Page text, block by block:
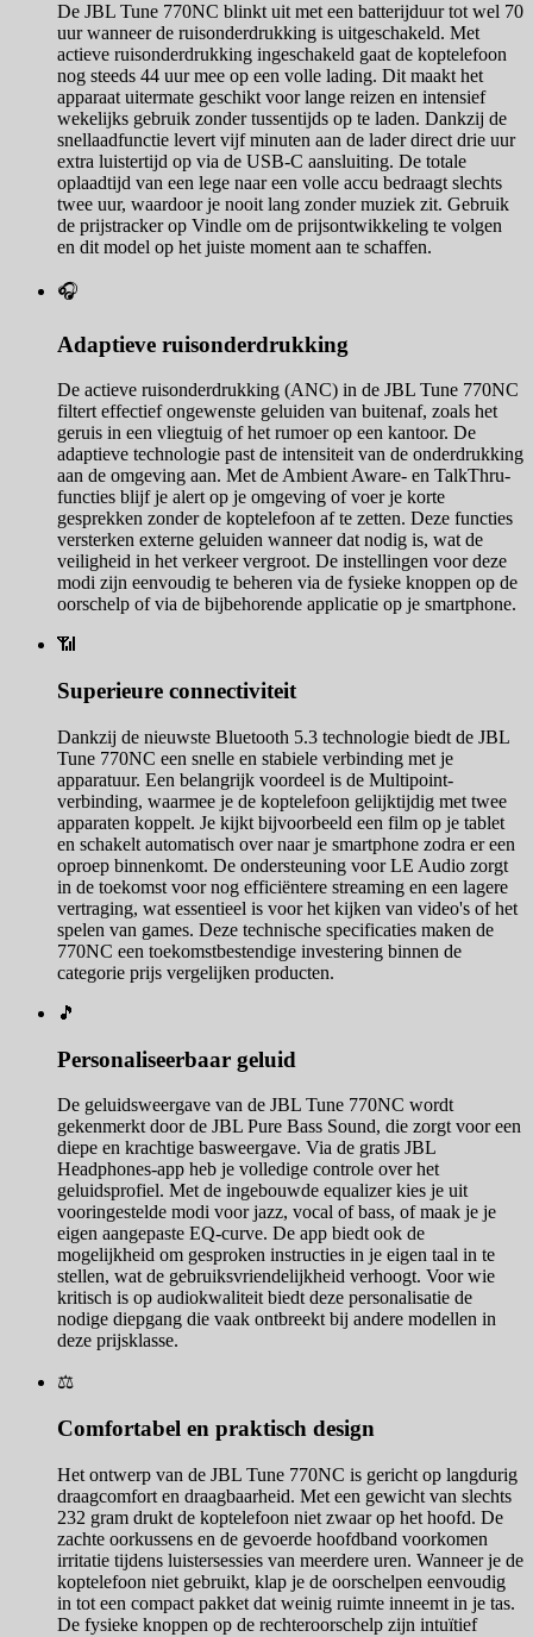
De JBL Tune 770NC blinkt uit met een batterijduur tot wel 70
uur wanneer de ruisonderdrukking is uitgeschakeld. Met
actieve ruisonderdrukking ingeschakeld gaat de koptelefoon
nog steeds 44 uur mee op een volle lading. Dit maakt het
apparaat uitermate geschikt voor lange reizen en intensief
wekelijks gebruik zonder tussentijds op te laden. Dankzij de
snellaadfunctie levert vijf minuten aan de lader direct drie uur
extra luistertijd op via de USB-C aansluiting. De totale
oplaadtijd van een lege naar een volle accu bedraagt slechts
twee uur, waardoor je nooit lang zonder muziek zit. Gebruik
de prijstracker op Vindle om de prijsontwikkeling te volgen
en dit model op het juiste moment aan te schaffen.
🎧
Adaptieve ruisonderdrukking
De actieve ruisonderdrukking (ANC) in de JBL Tune 770NC
filtert effectief ongewenste geluiden van buitenaf, zoals het
geruis in een vliegtuig of het rumoer op een kantoor. De
adaptieve technologie past de intensiteit van de onderdrukking
aan de omgeving aan. Met de Ambient Aware- en TalkThru-
functies blijf je alert op je omgeving of voer je korte
gesprekken zonder de koptelefoon af te zetten. Deze functies
versterken externe geluiden wanneer dat nodig is, wat de
veiligheid in het verkeer vergroot. De instellingen voor deze
modi zijn eenvoudig te beheren via de fysieke knoppen op de
oorschelp of via de bijbehorende applicatie op je smartphone.
📶
Superieure connectiviteit
Dankzij de nieuwste Bluetooth 5.3 technologie biedt de JBL
Tune 770NC een snelle en stabiele verbinding met je
apparatuur. Een belangrijk voordeel is de Multipoint-
verbinding, waarmee je de koptelefoon gelijktijdig met twee
apparaten koppelt. Je kijkt bijvoorbeeld een film op je tablet
en schakelt automatisch over naar je smartphone zodra er een
oproep binnenkomt. De ondersteuning voor LE Audio zorgt
in de toekomst voor nog efficiëntere streaming en een lagere
vertraging, wat essentieel is voor het kijken van video's of het
spelen van games. Deze technische specificaties maken de
770NC een toekomstbestendige investering binnen de
categorie prijs vergelijken producten.
🎵
Personaliseerbaar geluid
De geluidsweergave van de JBL Tune 770NC wordt
gekenmerkt door de JBL Pure Bass Sound, die zorgt voor een
diepe en krachtige basweergave. Via de gratis JBL
Headphones-app heb je volledige controle over het
geluidsprofiel. Met de ingebouwde equalizer kies je uit
vooringestelde modi voor jazz, vocal of bass, of maak je je
eigen aangepaste EQ-curve. De app biedt ook de
mogelijkheid om gesproken instructies in je eigen taal in te
stellen, wat de gebruiksvriendelijkheid verhoogt. Voor wie
kritisch is op audiokwaliteit biedt deze personalisatie de
nodige diepgang die vaak ontbreekt bij andere modellen in
deze prijsklasse.
⚖️
Comfortabel en praktisch design
Het ontwerp van de JBL Tune 770NC is gericht op langdurig
draagcomfort en draagbaarheid. Met een gewicht van slechts
232 gram drukt de koptelefoon niet zwaar op het hoofd. De
zachte oorkussens en de gevoerde hoofdband voorkomen
irritatie tijdens luistersessies van meerdere uren. Wanneer je de
koptelefoon niet gebruikt, klap je de oorschelpen eenvoudig
in tot een compact pakket dat weinig ruimte inneemt in je tas.
De fysieke knoppen op de rechteroorschelp zijn intuïtief